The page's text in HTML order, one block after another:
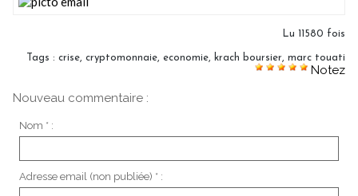
Lu 11580 fois
Tags : crise cryptomonnaie economie krach boursier marc touati
Notez
Nouveau commentaire :
Nom * :
Adresse email (non publiée) * :